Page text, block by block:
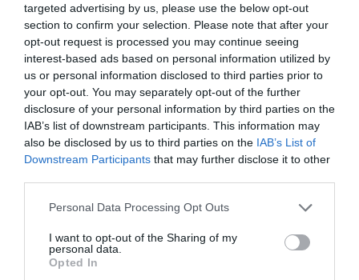
targeted advertising by us, please use the below opt-out
section to confirm your selection. Please note that after your
opt-out request is processed you may continue seeing
interest-based ads based on personal information utilized by
us or personal information disclosed to third parties prior to
your opt-out. You may separately opt-out of the further
disclosure of your personal information by third parties on the
IAB’s list of downstream participants. This information may
also be disclosed by us to third parties on the IAB’s List of
Downstream Participants that may further disclose it to other
Please note that this website/app uses one or more Google
not limited to your visit or usage behaviour. You may click to
grant or deny consent to Google and its third-party tags to
use your data for below specified purposes in below Google
Personal Data Processing Opt Outs
I want to opt-out of the Sharing of my
personal data.
Opted In
One Teaspoon And All The Worms In The Body
Die Instantly
466 131 343